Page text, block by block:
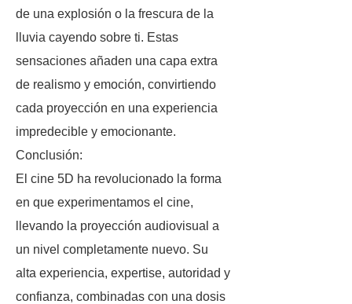
de una explosión o la frescura de la
lluvia cayendo sobre ti. Estas
sensaciones añaden una capa extra
de realismo y emoción, convirtiendo
cada proyección en una experiencia
impredecible y emocionante.
Conclusión:
El cine 5D ha revolucionado la forma
en que experimentamos el cine,
llevando la proyección audiovisual a
un nivel completamente nuevo. Su
alta experiencia, expertise, autoridad y
confianza, combinadas con una dosis